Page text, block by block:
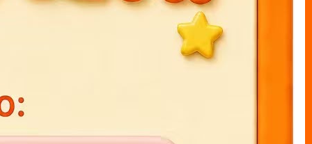
Agendas 3D K-POP 15x21cm